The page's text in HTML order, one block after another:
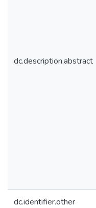
dc.description.abstract
dc.identifier.other